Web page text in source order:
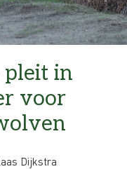
pleit in
voor
Dijkstra